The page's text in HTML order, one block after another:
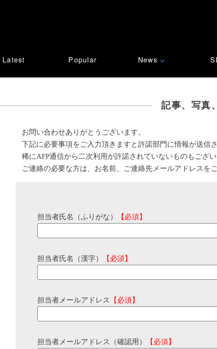
Latest Popular News ∨
記事、写真
お問い合わせありがとうございます。
下記に必要事項をご入力頂きますと許諾部門に情報が送信
稀にAFP通信から二次利用が許諾されていないものもござ
ご連絡の必要な方は、お名前、ご連絡先メールアドレスを
担当者氏名（ふりがな） 【必須】
担当者氏名（漢字） 【必須】
担当者メールアドレス 【必須】
担当者メールアドレス（確認用） 【必須】